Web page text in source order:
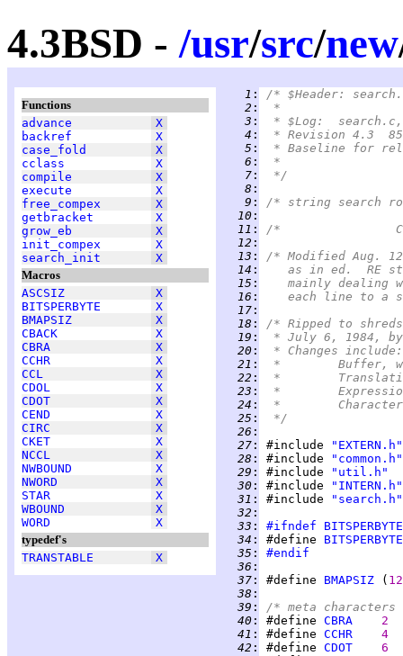
4.3BSD -/usr/src/new
Functions
advance
X
backref
X
case_fold
X
cclass
X
compile
X
execute
X
free_compex
X
getbracket
X
grow_eb
X
init_compex
X
search_init
X
Macros
ASCSIZ
X
BITSPERBYTE
X
BMAPSIZ
X
CBACK
X
CBRA
X
CCHR
X
CCL
X
CDOL
X
CDOT
X
CEND
X
CIRC
X
CKET
X
NCCL
X
NWBOUND
X
NWORD
X
STAR
X
WBOUND
X
WORD
X
typedef's
TRANSTABLE
X
   1
:
/* $Header:
   2
:
*
   3
:
* $Log:
   4
:
* Revision 4.3
   5
:
* Baseline for
   6
:
*
   7
:
*/
   8
:
   9
:
/* string search
  10
:
  11
:
  12
:
  13
:
/* Modified Aug.
  14
:
as in ed.  RE
  15
:
mainly dealing
  16
:
each line to a
  17
:
  18
:
/* Ripped to
  19
:
* July 6, 1984,
  20
:
* Changes include:
  21
:
*	Buffer,
  22
:
*
  23
:
*
  24
:
*
  25
:
*/
  26
:
  27
: #include
"EXTERN.h"
  28
: #include
"common.h"
  29
: #include
"util.h"
  30
: #include
"INTERN.h"
  31
: #include
"search.h"
  32
:
  33
: #ifndef
BITSPERBYTE
  34
: #define BITSPERBYTE
  35
:
#endif
  36
:
  37
: #define BMAPSIZ (
  38
:
  39
:
/* meta
  40
: #define CBRA
  41
: #define CCHR
  42
: #define CDOT